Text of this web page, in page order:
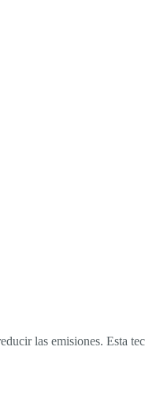
las emisiones. Esta